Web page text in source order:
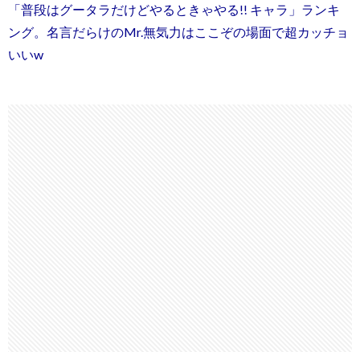
「普段はグータラだけどやるときゃやる!! キャラ」ランキ
ング。名言だらけのMr.無気力はここぞの場面で超カッチョ
いいw